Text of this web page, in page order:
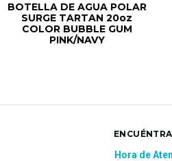
BOTELLA DE AGUA POLAR
SURGE TARTAN 20oz
COLOR BUBBLE GUM
PINK/NAVY
Hora de